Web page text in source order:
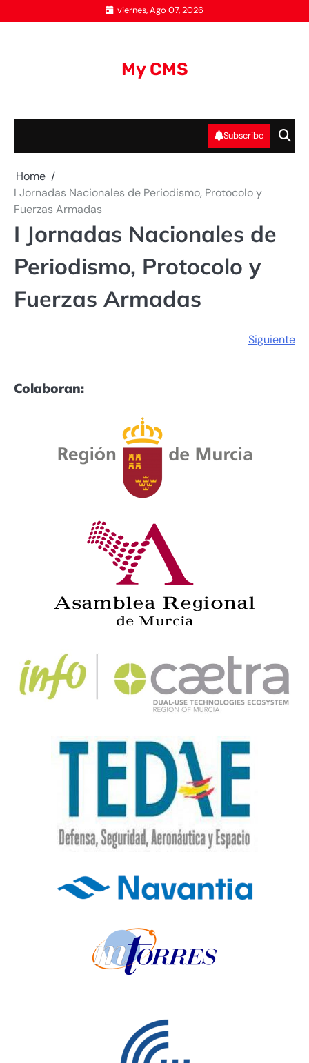
to
viernes, Ago 07, 2026
My CMS
Subscribe
Home
I Jornadas Nacionales de Periodismo, Protocolo y
Fuerzas Armadas
I Jornadas Nacionales de
Periodismo, Protocolo y
Fuerzas Armadas
Siguiente
Colaboran: